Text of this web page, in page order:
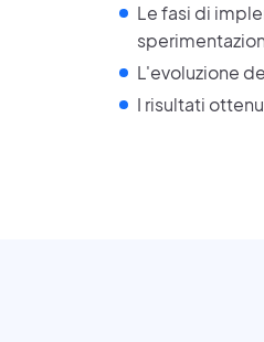
Le fasi di
L'evoluzione
I risultati